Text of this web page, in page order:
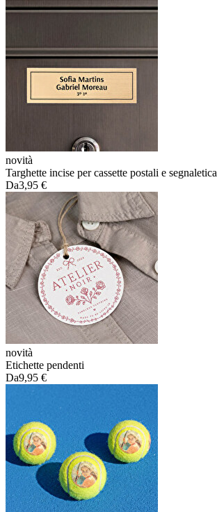
novità
Targhette incise per cassette postali e segnaletica
Da3,95 €
novità
Etichette pendenti
Da9,95 €